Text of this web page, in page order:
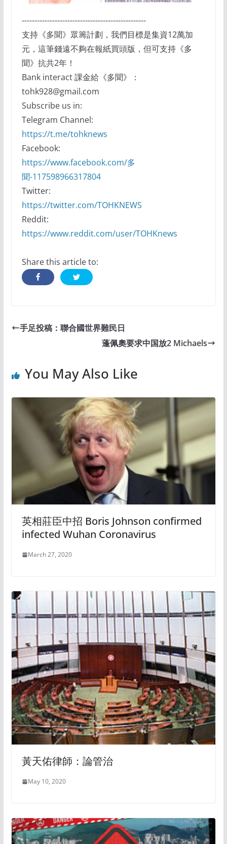
-------------------------------------------------
支持《多聞》眾籌計劃，我們目標是集資12萬加
元，這筆錢遠不夠在報紙買頭版，但可支持《多
聞》抗共2年！
Bank interact 課金給《多聞》：
tohk928@gmail.com
Subscribe us in:
Telegram Channel:
https://t.me/tohknews
Facebook:
https://www.facebook.com/多
聞-117598966317804
Twitter:
https://twitter.com/TOHKNEWS
Reddit:
https://www.reddit.com/user/TOHKnews
Share this article to:
手足投稿：聯合國世界難民日
蓬佩奧要求中国放2 Michaels
You May Also Like
英相莊臣中招 Boris Johnson confirmed
infected Wuhan Coronavirus
March 27, 2020
黃天佑律師：論管治
May 10, 2020